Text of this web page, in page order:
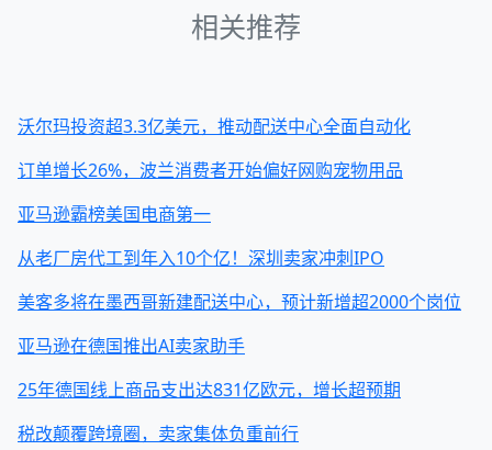
相关推荐
沃尔玛投资超3.3亿美元，推动配送中心全面自动化
订单增长26%，波兰消费者开始偏好网购宠物用品
亚马逊霸榜美国电商第一
从老厂房代工到年入10个亿！深圳卖家冲刺IPO
美客多将在墨西哥新建配送中心，预计新增超2000个岗位
亚马逊在德国推出AI卖家助手
25年德国线上商品支出达831亿欧元，增长超预期
税改颠覆跨境圈，卖家集体负重前行